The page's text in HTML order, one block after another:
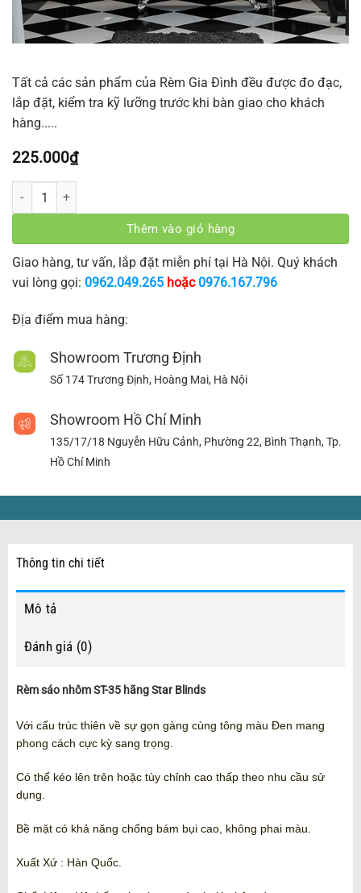
Tất cả các sản phẩm của Rèm Gia Đình đều được đo đạc,
lắp đặt, kiểm tra kỹ lưỡng trước khi bàn giao cho khách
hàng.....
225.000₫
Rèm sáo nhôm ST-35 số lượng
Thêm vào giỏ hàng
Giao hàng, tư vấn, lắp đặt miễn phí tại Hà Nội. Quý khách
vui lòng gọi: 0962.049.265 hoặc0976.167.796
Địa điểm mua hàng:
Showroom Trương Định
Số 174 Trương Định, Hoàng Mai, Hà Nội
Showroom Hồ Chí Minh
135/17/18 Nguyễn Hữu Cảnh, Phường 22, Bình Thạnh, Tp.
Hồ Chí Minh
Thông tin chi tiết
Mô tả
Đánh giá (0)
Rèm sáo nhôm ST-35 hãng Star Blinds
Với cấu trúc thiên về sự gọn gàng cùng tông màu Đen mang
phong cách cực kỳ sang trọng.
Có thể kéo lên trên hoặc tùy chỉnh cao thấp theo nhu cầu sử
dụng.
Bề mặt có khả năng chống bám bụi cao, không phai màu.
Xuất Xứ : Hàn Quốc.